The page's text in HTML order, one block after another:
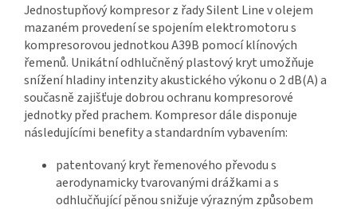
Jednostupňový kompresor z řady Silent Line v olejem
mazaném provedení se spojením elektromotoru s
kompresorovou jednotkou A39B pomocí klínových
řemenů. Unikátní odhlučněný plastový kryt umožňuje
snížení hladiny intenzity akustického výkonu o 2 dB(A) a
současně zajišťuje dobrou ochranu kompresorové
jednotky před prachem. Kompresor dále disponuje
následujícími benefity a standardním vybavením:
patentovaný kryt řemenového převodu s
aerodynamicky tvarovanými drážkami a s
odhlučňující pěnou snižuje výrazným způsobem